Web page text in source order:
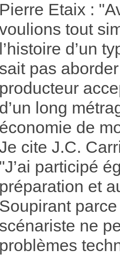
Pierre Etaix :
tout
l’histoire d’un
sait pas
producteur
d’un long
économie de
cite J.C.
"J’ai participé
préparation et
Soupirant
scénariste ne
problèmes